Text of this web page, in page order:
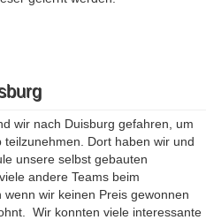
wir nach Duisburg gefahren, um
Dort haben wir und
unsere selbst gebauten
andere Teams beim
wir keinen Preis gewonnen
Wir konnten viele interessante